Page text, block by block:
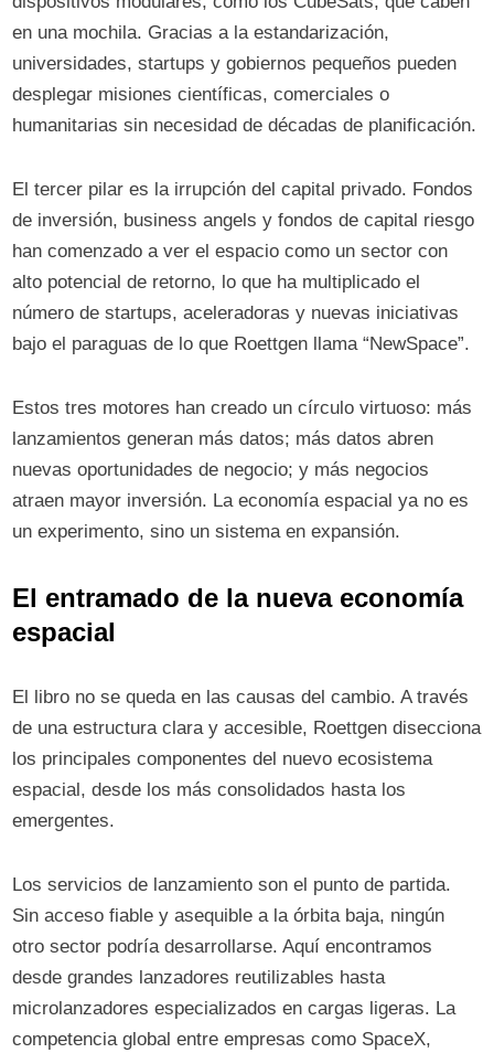
en una mochila. Gracias a la estandarización,
universidades, startups y gobiernos pequeños pueden
desplegar misiones científicas, comerciales o
humanitarias sin necesidad de décadas de planificación.
El tercer pilar es la irrupción del capital privado. Fondos
de inversión, business angels y fondos de capital riesgo
han comenzado a ver el espacio como un sector con
alto potencial de retorno, lo que ha multiplicado el
número de startups, aceleradoras y nuevas iniciativas
bajo el paraguas de lo que Roettgen llama “NewSpace”.
Estos tres motores han creado un círculo virtuoso: más
lanzamientos generan más datos; más datos abren
nuevas oportunidades de negocio; y más negocios
atraen mayor inversión. La economía espacial ya no es
un experimento, sino un sistema en expansión.
El entramado de la nueva economía
espacial
El libro no se queda en las causas del cambio. A través
de una estructura clara y accesible, Roettgen disecciona
los principales componentes del nuevo ecosistema
espacial, desde los más consolidados hasta los
emergentes.
Los servicios de lanzamiento son el punto de partida.
Sin acceso fiable y asequible a la órbita baja, ningún
otro sector podría desarrollarse. Aquí encontramos
desde grandes lanzadores reutilizables hasta
microlanzadores especializados en cargas ligeras. La
competencia global entre empresas como SpaceX,